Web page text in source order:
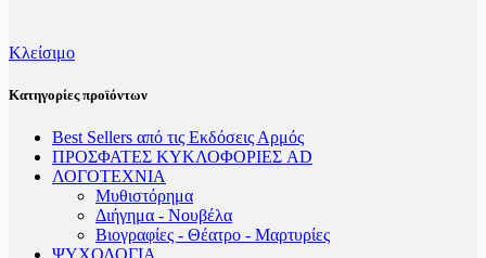
Κλείσιμο
Κατηγορίες προϊόντων
Best Sellers από τις Εκδόσεις Αρμός
ΠΡΟΣΦΑΤΕΣ ΚΥΚΛΟΦΟΡΙΕΣ AD
ΛΟΓΟΤΕΧΝΙΑ
Μυθιστόρημα
Διήγημα - Νουβέλα
Βιογραφίες - Θέατρο - Μαρτυρίες